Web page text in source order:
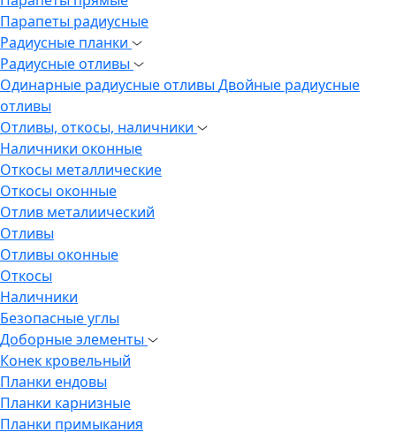
Парапеты радиусные
Радиусные планки
Радиусные отливы
Одинарные радиусные отливы Двойные радиусные
отливы
Отливы, откосы, наличники
Наличники оконные
Откосы металлические
Откосы оконные
Отлив металиический
Отливы
Отливы оконные
Откосы
Наличники
Безопасные углы
Доборные элементы
Конек кровельный
Планки ендовы
Планки карнизные
Планки примыкания